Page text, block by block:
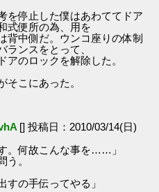
を停止した僕はあわててドア
式便所の為、用を
背中側だ。ウンコ座りの体制
ランスをとって、
アのロックを解除した。
そこにあった。
[] 投稿日：2010/03/14(日)
。何故こんな事を……」
う。
の手伝ってやる」